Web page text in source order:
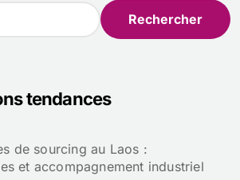
tendances
de sourcing au Laos :
et accompagnement industriel